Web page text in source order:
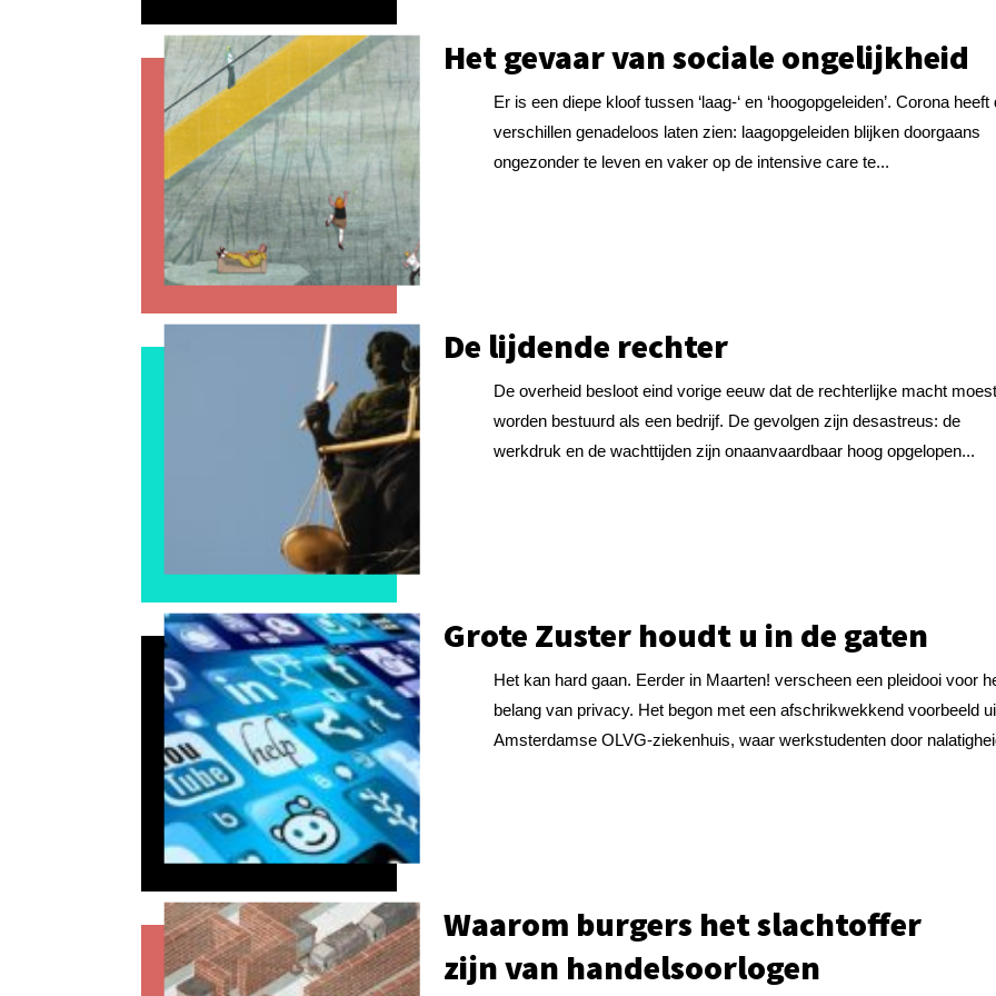
Het gevaar van sociale ongelijkheid
Er is een diepe kloof tussen ‘laag-‘ en ‘hoogopgeleiden’. Corona heeft
verschillen genadeloos laten zien: laagopgeleiden blijken doorgaans
ongezonder te leven en vaker op de intensive care te...
De lijdende rechter
De overheid besloot eind vorige eeuw dat de rechterlijke macht
worden bestuurd als een bedrijf. De gevolgen zijn desastreus: de
werkdruk en de wachttijden zijn onaanvaardbaar hoog opgelopen...
Grote Zuster houdt u in de gaten
Het kan hard gaan. Eerder in Maarten! verscheen een pleidooi voor
belang van privacy. Het begon met een afschrikwekkend voorbeeld
Amsterdamse OLVG-ziekenhuis, waar werkstudenten door
Waarom burgers het slachtoffer
zijn van handelsoorlogen